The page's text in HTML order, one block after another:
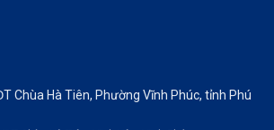
Chùa Hà Tiên, Phường Vĩnh Phúc, tỉnh Phú